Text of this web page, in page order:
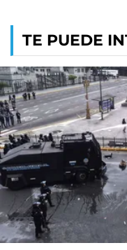
TE PUEDE